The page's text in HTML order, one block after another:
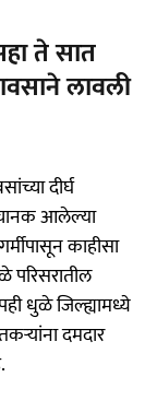
ते सात
लावली
दीर्घ
आलेल्या
काहीसा
परिसरातील
धुळे जिल्ह्यामध्ये
दमदार